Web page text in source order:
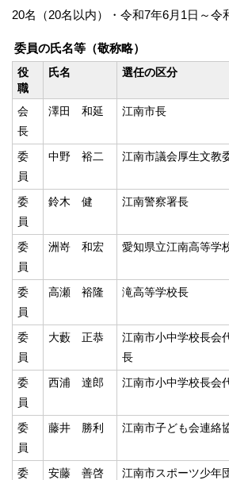
20名（20名以内）・令和7年6月1日～令
委員の氏名等（敬称略）
役
職
氏名 選任の区分
会
長
澤田 和延 江南市長
委
員
中野 裕二 江南市議会厚生文教
委
員
鈴木 健 江南警察署長
委
員
洲嵜 和宏 愛知県立江南高等学
委
員
高瀬 裕隆 滝高等学校長
委
員
大藪 正恭
江南市小中学校長
長
委
員
西浦 達郎 江南市小中学校長
委
員
藤井 勝利 江南市子ども会連絡
委
安藤 善啓 江南市スポーツ少年